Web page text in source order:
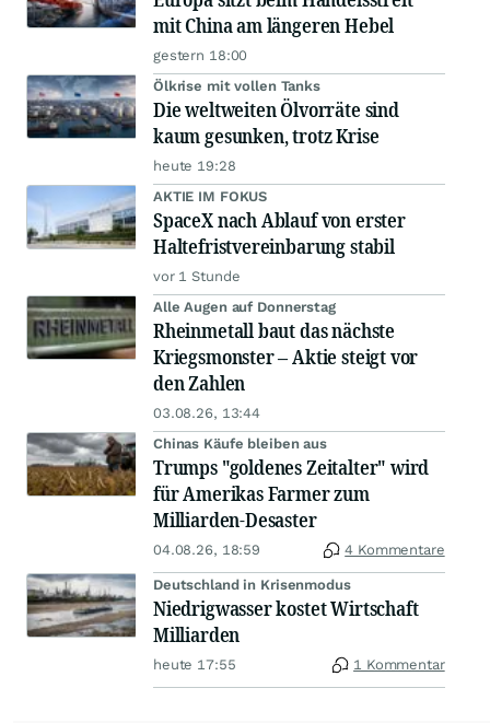
mit China am längeren Hebel
gestern 18:00
Ölkrise mit vollen Tanks
Die weltweiten Ölvorräte sind
kaum gesunken, trotz Krise
heute 19:28
AKTIE IM FOKUS
SpaceX nach Ablauf von erster
Haltefristvereinbarung stabil
vor 1 Stunde
Alle Augen auf Donnerstag
Rheinmetall baut das nächste
Kriegsmonster – Aktie steigt vor
den Zahlen
03.08.26, 13:44
Chinas Käufe bleiben aus
Trumps "goldenes Zeitalter" wird
für Amerikas Farmer zum
Milliarden-Desaster
04.08.26, 18:59 4 Kommentare
Deutschland in Krisenmodus
Niedrigwasser kostet Wirtschaft
Milliarden
heute 17:55 1 Kommentar